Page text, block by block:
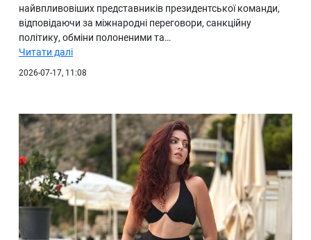
найвпливовіших представників президентської команди,
відповідаючи за міжнародні переговори, санкційну
політику, обміни полоненими та…
Читати далі
2026-07-17, 11:08